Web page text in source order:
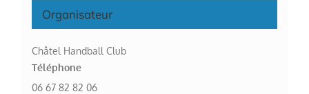
Organisateur
Châtel Handball Club
Téléphone
06 67 82 82 06